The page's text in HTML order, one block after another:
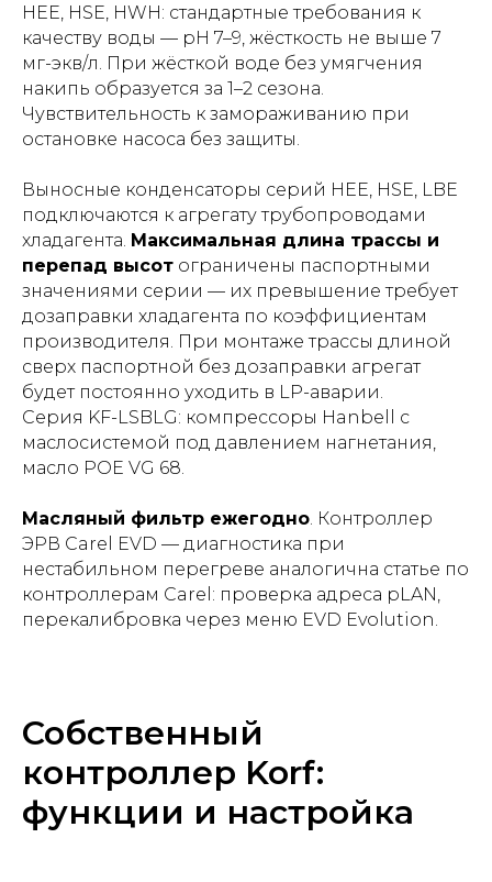
HEE, HSE, HWH: стандартные требования к
качеству воды — pH 7–9, жёсткость не выше 7
мг-экв/л. При жёсткой воде без умягчения
накипь образуется за 1–2 сезона.
Чувствительность к замораживанию при
остановке насоса без защиты.
Выносные конденсаторы серий HEE, HSE, LBE
подключаются к агрегату трубопроводами
хладагента. Максимальная длина трассы и
перепад высот ограничены паспортными
значениями серии — их превышение требует
дозаправки хладагента по коэффициентам
производителя. При монтаже трассы длиной
сверх паспортной без дозаправки агрегат
будет постоянно уходить в LP-аварии.
Серия KF-LSBLG: компрессоры Hanbell с
маслосистемой под давлением нагнетания,
масло POE VG 68.
Масляный фильтр ежегодно . Контроллер
ЭРВ Carel EVD — диагностика при
нестабильном перегреве аналогична статье по
контроллерам Carel: проверка адреса pLAN,
перекалибровка через меню EVD Evolution.
Собственный
контроллер Korf:
функции и настройка